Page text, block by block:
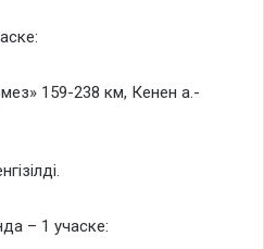
159-238 км, Кенен а.-
– 1 учаске: